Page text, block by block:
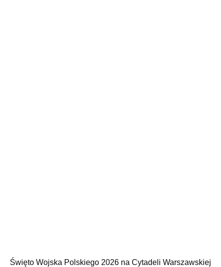
Święto Wojska Polskiego 2026 na Cytadeli Warszawskiej